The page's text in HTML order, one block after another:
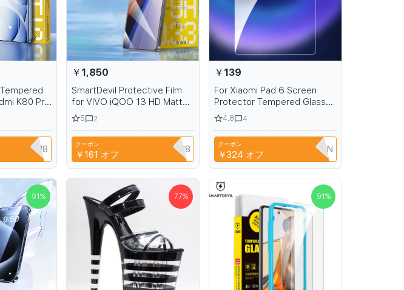
K80 Pro
Protector
Cover
￥1,850
SmartDevil Protective Film
for VIVO iQOO 13 HD Matte
Film from Tempered Glass
for Privacy Fingerprint
Protection Full Coverage
5 2
クーポン
￥161 オフ CYPQ3XAVLEH8
￥139
For Xiaomi Pad 6 Screen
Protector Tempered Glass
2023 Xiaomi Mi Pad 6 Pro
Tablet Protective Film 11in
Xiaomi Mi Pad 6 Protector
4.8 4
クーポン
￥324 オフ N2AQEDC511KN
91 % 77% 91 %